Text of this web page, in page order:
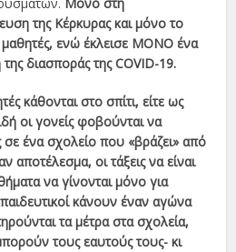
της Κέρκυρας και μόνο το
ενώ έκλεισε ΜΟΝΟ ένα
διασποράς της COVID-19.
κάθονται στο σπίτι, είτε ως
οι γονείς φοβούνται να
σε ένα σχολείο που «βράζει» από
αποτέλεσμα, οι τάξεις να είναι
να γίνονται μόνο για
κάνουν έναν αγώνα
τα μέτρα στα σχολεία,
τους εαυτούς τους- κι